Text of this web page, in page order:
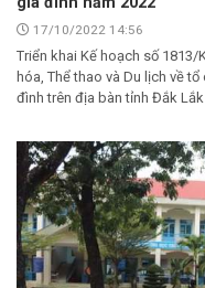
17/10/2022 14:56
Triển khai Kế hoạch số 1813/
hóa, Thể thao và Du lịch về
đình trên địa bàn tỉnh Đắk